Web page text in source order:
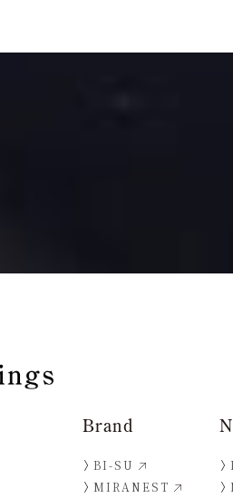
Brand
BI-SU
MIRANEST